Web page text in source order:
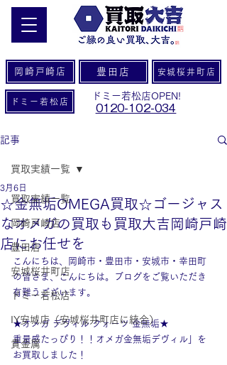
岡崎戸崎店 豊田店 安城桜井町店
ドミー若松店
ドミー若松店OPEN!
0120-102-034
記事
買取実績一覧
岡崎戸崎店
豊田店
安城桜井町店
ドミー若松店
IY安城店（安城桜井町店に統合）
貴金属
買取実績一覧
☆金無垢OMEGA買取☆ゴージャス
なオメガの買取も買取大吉岡崎戸崎
店にお任せを
3月6日
こんにちは、岡崎市・豊田市・安城市・幸田町
の皆さま、こんにちは。ブログをご覧いただき
有難うございます。
★オメガ デヴィル クォーツ 金無垢★
重量感たっぴり！！オメガ金無垢デヴィル」を
お買取しました！